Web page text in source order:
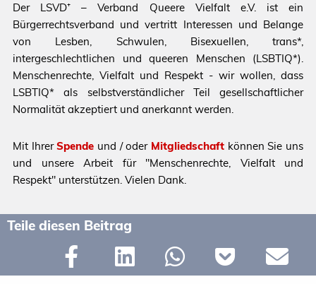
Der LSVD⁺ – Verband Queere Vielfalt e.V. ist ein
Bürgerrechtsverband und vertritt Interessen und Belange
von Lesben, Schwulen, Bisexuellen, trans*,
intergeschlechtlichen und queeren Menschen (LSBTIQ*).
Menschenrechte, Vielfalt und Respekt - wir wollen, dass
LSBTIQ* als selbstverständlicher Teil gesellschaftlicher
Normalität akzeptiert und anerkannt werden.
Mit IhrerSpende und / oder Mitgliedschaft können Sie uns
und unsere Arbeit für "Menschenrechte, Vielfalt und
Respekt" unterstützen. Vielen Dank.
Teile diesen Beitrag